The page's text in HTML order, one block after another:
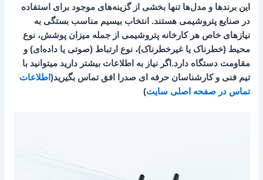
این برندها و مدل‌ها تنها بخشی از گزینه‌های موجود برای استفاده
در صنایع پتروشیمی هستند. انتخاب بیسیم مناسب بستگی به
نیازهای خاص هر کارخانه پتروشیمی از جمله میزان پوشش، نوع
محیط (خطرناک یا غیرخطرناک)، نوع ارتباط (صوتی یا داده‌ای) و
مقاومت دستگاه دارد.اگر نیاز به اطلاعات بیشتر دارید میتوانید با
تیم فنی و کارشناسان حرفه ای صدرا افق تماس بگیرید( اطلاعات
تماس در صفحه اصلی سایت)